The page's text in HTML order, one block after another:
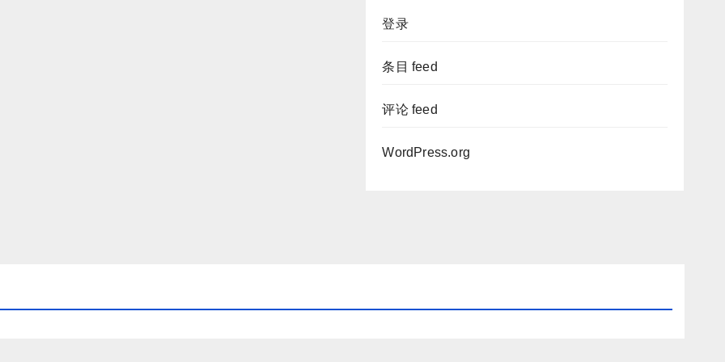
登录
条目 feed
评论 feed
WordPress.org